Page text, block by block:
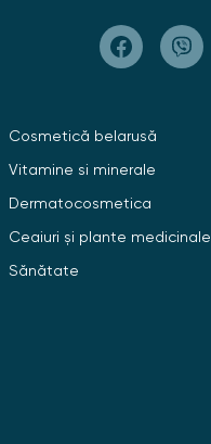
Cosmetică belarusă
Vitamine si minerale
Dermatocosmetica
Ceaiuri și plante medicinale
Sănătate